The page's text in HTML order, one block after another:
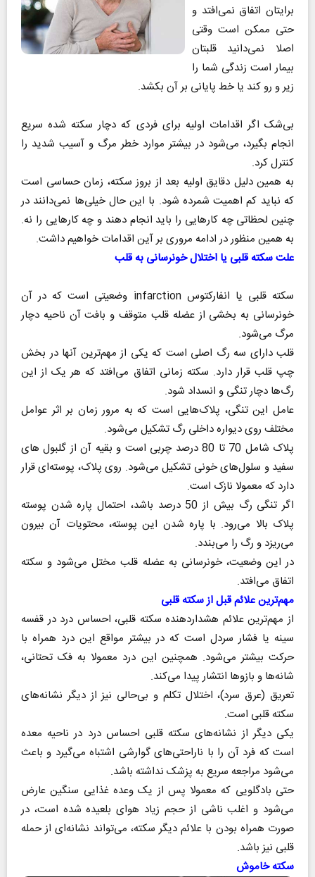
برایتان اتفاق نمی‌افتد و
حتی ممکن است وقتی
اصلا نمی‌دانید قلبتان
بیمار است زندگی شما را
زیر و رو کند یا خط پایانی بر آن بکشد.
بی‌شک اگر اقدامات اولیه برای فردی که دچار سکته شده سریع
انجام بگیرد، می‌شود در بیشتر موارد خطر مرگ و آسیب شدید را
کنترل کرد‌.
به همین دلیل دقایق اولیه بعد از بروز سکته، زمان حساسی است
که نباید کم اهمیت شمرده شود‌. با این حال خیلی‌ها نمی‌دانند در
چنین لحظاتی چه کارهایی را باید انجام دهند و چه کارهایی را نه‌.
به همین منظور در ادامه مروری بر آین اقدامات خواهیم داشت.
علت سکته قلبی یا اختلال خونرسانی به قلب
سکته قلبی یا انفارکتوس infarction وضعیتی است که در آن
خونرسانی به بخشی از عضله قلب متوقف و بافت آن ناحیه دچار
مرگ می‌شود.
قلب دارای سه رگ اصلی است که یکی از مهم‌ترین آنها در بخش
چپ قلب قرار دارد. سکته زمانی اتفاق می‌افتد که هر یک از این
رگ‌ها دچار تنگی و انسداد شود.
عامل این تنگی، پلاک‌هایی است که به مرور زمان بر اثر عوامل
مختلف روی دیواره داخلی رگ تشکیل می‌شود.
پلاک شامل 70 تا 80 درصد چربی است و بقیه آن از گلبول‌ های
سفید و سلول‌های خونی تشکیل می‌شود. روی پلاک، پوسته‌ای قرار
دارد که معمولا نازک است.
اگر تنگی رگ بیش از 50 درصد باشد، احتمال پاره شدن پوسته
پلاک بالا می‌رود. با پاره شدن این پوسته، محتویات آن بیرون
می‌ریزد و رگ را می‌بندد.
در این وضعیت، خونرسانی به عضله قلب مختل می‌شود و سکته
اتفاق می‌افتد.
مهم‌ترین علائم قبل از سکته قلبی
از مهم‌ترین علائم هشداردهنده سکته قلبی، احساس درد در قفسه
سینه یا فشار سردل است که در بیشتر مواقع این درد همراه با
حرکت بیشتر می‌شود. همچنین این درد معمولا به فک تحتانی،
شانه‌ها و بازوها انتشار پیدا می‌کند.
تعریق (‌عرق سرد‌)، اختلال تکلم و بی‌حالی نیز از دیگر نشانه‌های
سکته قلبی است.
یکی دیگر از نشانه‌های سکته قلبی احساس درد در ناحیه معده
است که فرد آن را با ناراحتی‌های گوارشی اشتباه می‌گیرد و باعث
می‌شود مراجعه سریع به پزشک نداشته باشد.
حتی بادگلویی که معمولا پس از یک وعده غذایی سنگین عارض
می‌شود و اغلب ناشی از حجم زیاد هوای بلعیده شده است، در
صورت همراه بودن با علائم دیگر سکته، می‌تواند نشانه‌ای از حمله
قلبی نیز باشد.
سکته خاموش